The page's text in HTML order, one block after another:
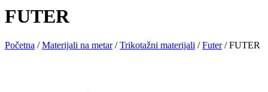
FUTER
Početna /Materijali na metar/Trikotažni materijali /Futer/ FUTER